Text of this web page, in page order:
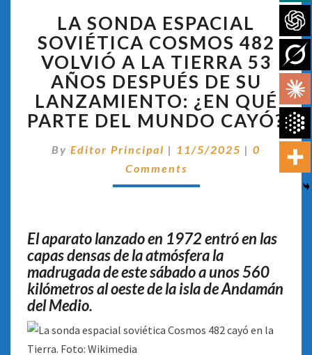
SONDA
ESPACIAL
SOVIÉTICA
COSMOS
482
VOLVIÓ
A
LA
TIERRA
53
AÑOS
DESPUÉS
LANZAMIENTO:
¿EN
QUÉ
PARTE
DEL
CAYÓ?
LA SONDA ESPACIAL
SOVIÉTICA COSMOS 482
VOLVIÓ A LA TIERRA 53
AÑOS DESPUÉS DE SU
LANZAMIENTO: ¿EN QUÉ
PARTE DEL MUNDO CAYÓ?
By Editor Principal | 11/5/2025 | 0
Comments
El aparato lanzado en 1972 entró en las
capas densas de la atmósfera la
madrugada de este sábado a unos 560
kilómetros al oeste de la isla de Andamán
del Medio.